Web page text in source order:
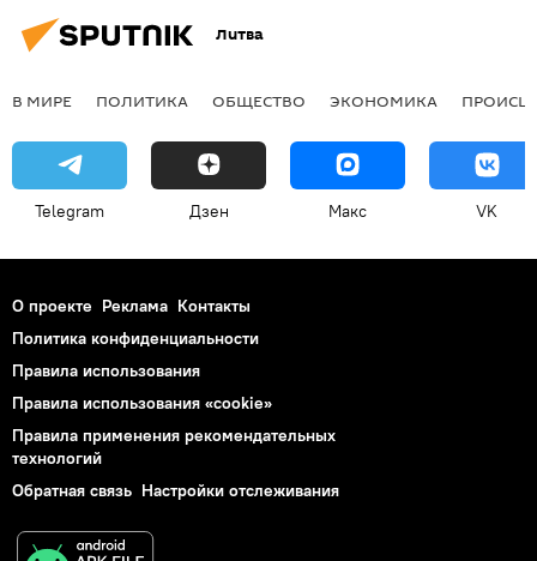
Литва
В МИРЕ ПОЛИТИКА ОБЩЕСТВО ЭКОНОМИКА
Telegram Дзен Макс VK
О проекте Реклама Контакты
Политика конфиденциальности
Правила использования
Правила использования «cookie»
Правила применения рекомендательных
технологий
Обратная связь Настройки отслеживания